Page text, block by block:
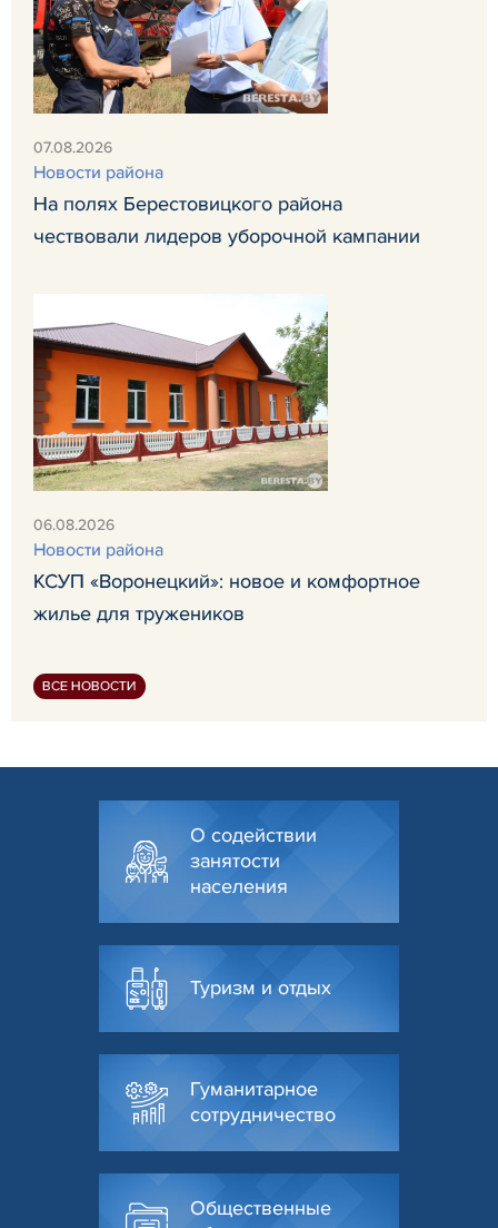
07.08.2026
Новости района
На полях Берестовицкого района
чествовали лидеров уборочной кампании
06.08.2026
Новости района
КСУП «Воронецкий»: новое и комфортное
жилье для тружеников
ВСЕ НОВОСТИ
О содействии
занятости
населения
Туризм и отдых
Гуманитарное
сотрудничество
Общественные